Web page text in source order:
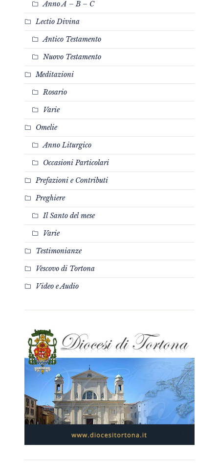
Anno A – B – C
Lectio Divina
Antico Testamento
Nuovo Testamento
Meditazioni
Rosario
Varie
Omelie
Anno Liturgico
Occasioni Particolari
Prefazioni e Contributi
Preghiere
Il Santo del mese
Varie
Testimonianze
Vescovo di Tortona
Video e Audio